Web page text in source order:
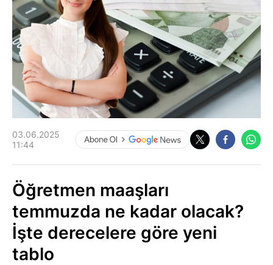
03.06.2025
11:44
Öğretmen maaşları
temmuzda ne kadar olacak?
İşte derecelere göre yeni
tablo